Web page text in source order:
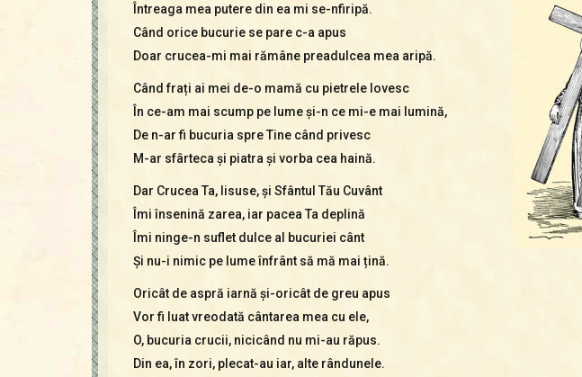
Întreaga mea putere din ea mi se-nfiripă.
Când orice bucurie se pare c-a apus
Doar crucea-mi mai rămâne preadulcea mea aripă.
Când frați ai mei de-o mamă cu pietrele lovesc
În ce-am mai scump pe lume și-n ce mi-e mai lumină,
De n-ar fi bucuria spre Tine când privesc
M-ar sfârteca și piatra și vorba cea haină.
Dar Crucea Ta, Iisuse, și Sfântul Tău Cuvânt
Îmi însenină zarea, iar pacea Ta deplină
Îmi ninge-n suflet dulce al bucuriei cânt
Și nu-i nimic pe lume înfrânt să mă mai țină.
Oricât de aspră iarnă și-oricât de greu apus
Vor fi luat vreodată cântarea mea cu ele,
O, bucuria crucii, nicicând nu mi-au răpus.
Din ea, în zori, plecat-au iar, alte rândunele.